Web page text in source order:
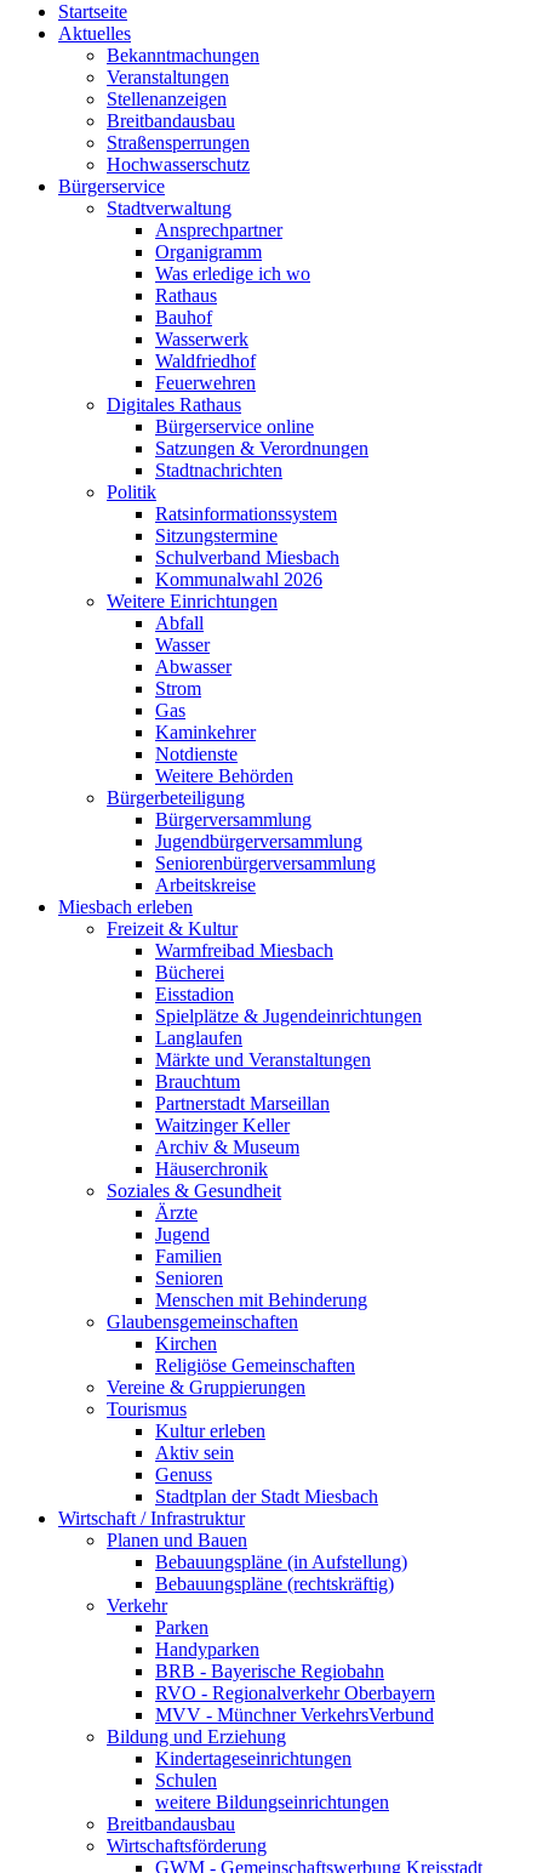
Startseite
Aktuelles
Bekanntmachungen
Veranstaltungen
Stellenanzeigen
Breitbandausbau
Straßensperrungen
Hochwasserschutz
Bürgerservice
Stadtverwaltung
Ansprechpartner
Organigramm
Was erledige ich wo
Rathaus
Bauhof
Wasserwerk
Waldfriedhof
Feuerwehren
Digitales Rathaus
Bürgerservice online
Satzungen & Verordnungen
Stadtnachrichten
Politik
Ratsinformationssystem
Sitzungstermine
Schulverband Miesbach
Kommunalwahl 2026
Weitere Einrichtungen
Abfall
Wasser
Abwasser
Strom
Gas
Kaminkehrer
Notdienste
Weitere Behörden
Bürgerbeteiligung
Bürgerversammlung
Jugendbürgerversammlung
Seniorenbürgerversammlung
Arbeitskreise
Miesbach erleben
Freizeit & Kultur
Warmfreibad Miesbach
Bücherei
Eisstadion
Spielplätze & Jugendeinrichtungen
Langlaufen
Märkte und Veranstaltungen
Brauchtum
Partnerstadt Marseillan
Waitzinger Keller
Archiv & Museum
Häuserchronik
Soziales & Gesundheit
Ärzte
Jugend
Familien
Senioren
Menschen mit Behinderung
Glaubensgemeinschaften
Kirchen
Religiöse Gemeinschaften
Vereine & Gruppierungen
Tourismus
Kultur erleben
Aktiv sein
Genuss
Stadtplan der Stadt Miesbach
Wirtschaft / Infrastruktur
Planen und Bauen
Bebauungspläne (in Aufstellung)
Bebauungspläne (rechtskräftig)
Verkehr
Parken
Handyparken
BRB - Bayerische Regiobahn
RVO - Regionalverkehr Oberbayern
MVV - Münchner VerkehrsVerbund
Bildung und Erziehung
Kindertageseinrichtungen
Schulen
weitere Bildungseinrichtungen
Breitbandausbau
Wirtschaftsförderung
GWM - Gemeinschaftswerbung Kreisstadt